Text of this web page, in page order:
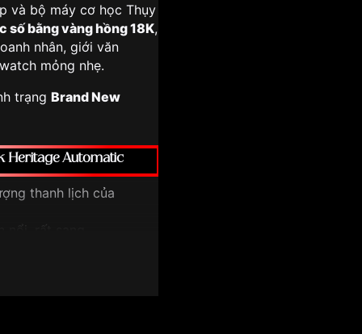
và bộ máy cơ học Thụy
số bằng vàng hồng 18K,
nhân, giới văn
mỏng nhẹ.
trạng Brand New
Heritage Automatic
thanh lịch của
nổi, rất sang